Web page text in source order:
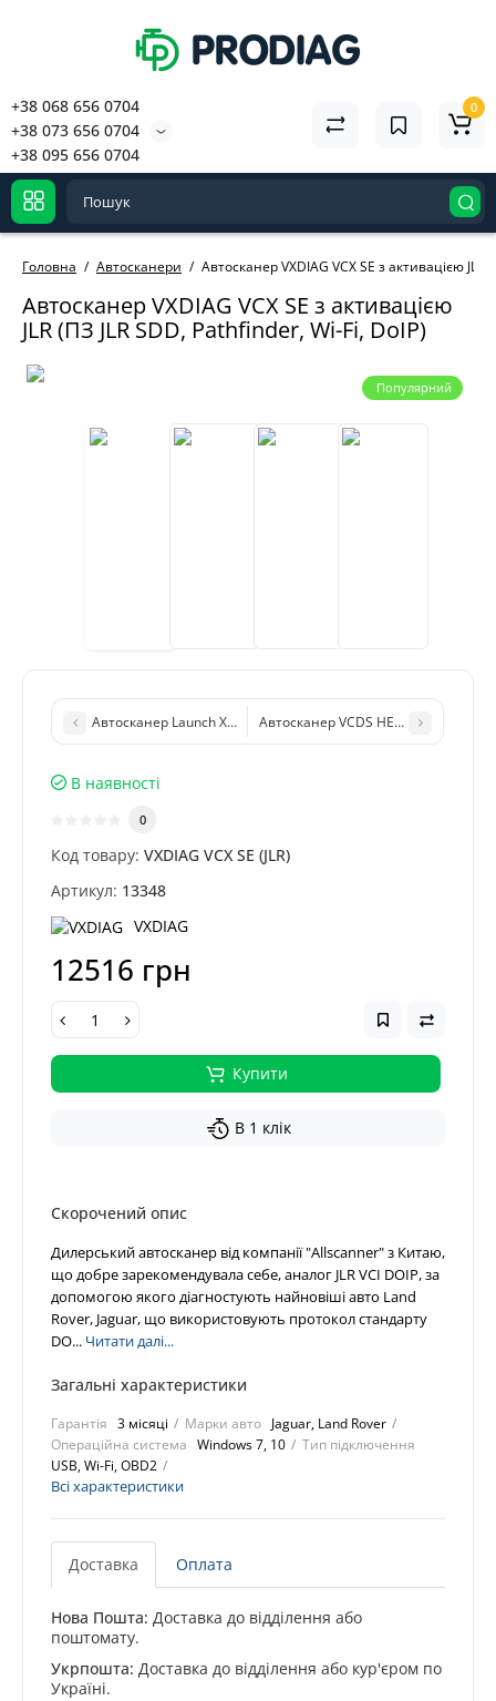
+38 068 656 0704
+38 073 656 0704
+38 095 656 0704
0
Головна Автосканери Автосканер VXDIAG VCX SE з активацією JLR
Автосканер VXDIAG VCX SE з активацією
JLR (ПЗ JLR SDD, Pathfinder, Wi-Fi, DoIP)
Популярний
Автосканер Launch X431 V (8", 3/32Gb, Online програмування)
Автосканер VCDS HEX-V2 (USB) для
В наявності
0
Код товару: VXDIAG VCX SE (JLR)
Артикул: 13348
VXDIAG
12516 грн
Купити
В 1 клік
Скорочений опис
Дилерський автосканер від компанії "Allscanner" з Китаю,
що добре зарекомендувала себе, аналог JLR VCI DOIP, за
допомогою якого діагностують найновіші авто Land
Rover, Jaguar, що використовують протокол стандарту
DO... Читати далі...
Загальні характеристики
Гарантія 3 місяці Марки авто Jaguar, Land Rover
Операційна система Windows 7, 10
Тип підключення
USB, Wi-Fi, OBD2
Всі характеристики
Доставка Оплата
Нова Пошта: Доставка до відділення або
поштомату.
Укрпошта: Доставка до відділення або кур'єром по
Україні.